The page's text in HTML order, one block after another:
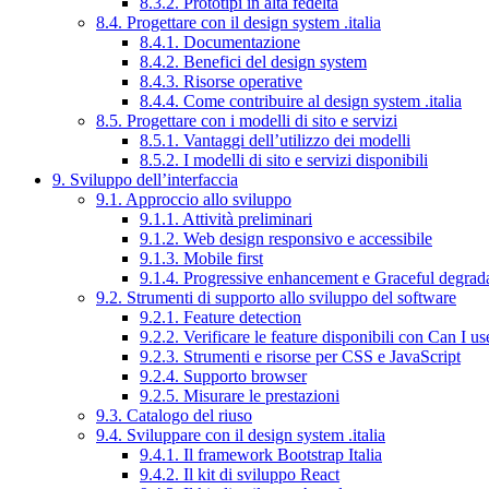
8.4. Progettare con il design system .italia
8.4.1. Documentazione
8.4.2. Benefici del design system
8.4.3. Risorse operative
8.4.4. Come contribuire al design system .italia
8.5. Progettare con i modelli di sito e servizi
8.5.1. Vantaggi dell’utilizzo dei modelli
8.5.2. I modelli di sito e servizi disponibili
9. Sviluppo dell’interfaccia
9.1. Approccio allo sviluppo
9.1.1. Attività preliminari
9.1.2. Web design responsivo e accessibile
9.1.3. Mobile first
9.1.4. Progressive enhancement e Graceful
9.2. Strumenti di supporto allo sviluppo del software
9.2.1. Feature detection
9.2.2. Verificare le feature disponibili con Can I
9.2.3. Strumenti e risorse per CSS e JavaScript
9.2.4. Supporto browser
9.2.5. Misurare le prestazioni
9.3. Catalogo del riuso
9.4. Sviluppare con il design system .italia
9.4.1. Il framework Bootstrap Italia
9.4.2. Il kit di sviluppo React